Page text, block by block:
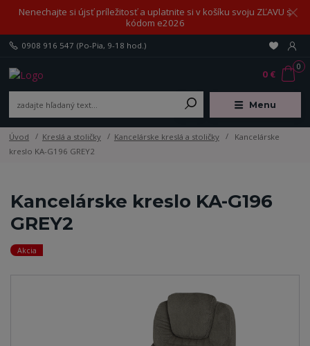
Nenechajte si újsť príležitosť a uplatnite si v košíku svoju ZĽAVU s
kódom e2026
Menu
0908 916 547 (Po-Pia, 9-18 hod.)
0
0 €
Úvod Kreslá a stoličky Kancelárske kreslá a stoličky
Kancelárske
kreslo KA-G196 GREY2
Kancelárske kreslo KA-G196
GREY2
Akcia